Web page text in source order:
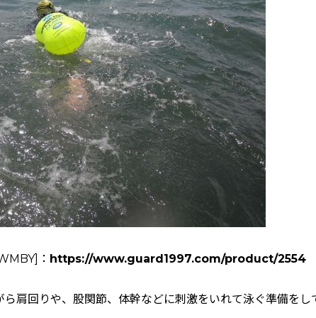
]： https://www.guard1997.com/product/2554
肩回りや、股関節、体幹などに刺激をいれて泳ぐ準備をし